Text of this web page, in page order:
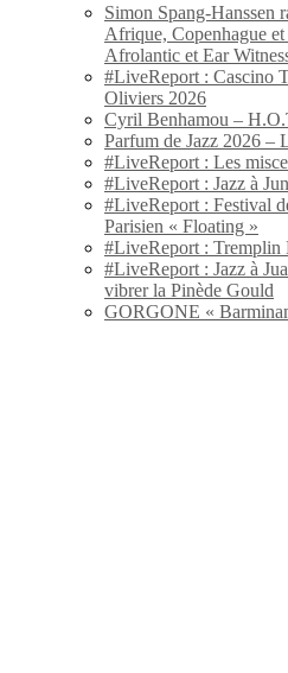
Simon Spang-Hanssen
Afrique, Copenhague
Afrolantic et Ear
#LiveReport : Cascino
Oliviers 2026
Cyril Benhamou –
Parfum de Jazz 2026 –
#LiveReport : Les
#LiveReport : Jazz à
#LiveReport : Festival
Parisien « Floating »
#LiveReport : Tremplin
#LiveReport : Jazz à
vibrer la Pinède Gould
GORGONE «